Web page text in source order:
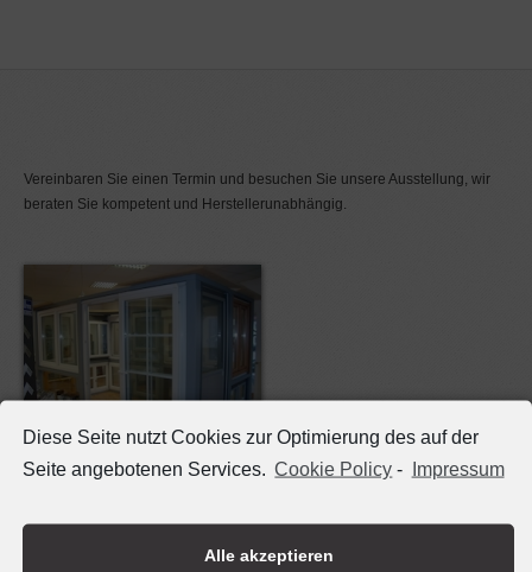
Diese Seite nutzt Cookies zur Optimierung des auf der
Seite angebotenen Services. Cookie Policy - Impressum
Alle akzeptieren
Vereinbaren Sie einen Termin und besuchen Sie unsere Ausstellung, wir
beraten Sie kompetent und Herstellerunabhängig.
B & B Baubedarfs GmbH